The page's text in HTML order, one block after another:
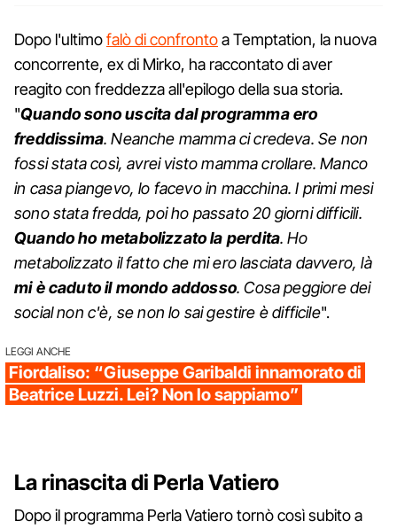
Dopo l'ultimofalò di confrontoa Temptation, la nuova
concorrente, ex di Mirko, ha raccontato di aver
reagito con freddezza all'epilogo della sua storia.
"Quando sono uscita dal programma ero
freddissima. Neanche mamma ci credeva. Se non
fossi stata così, avrei visto mamma crollare. Manco
in casa piangevo, lo facevo in macchina. I primi mesi
sono stata fredda, poi ho passato 20 giorni difficili.
Quando ho metabolizzato la perdita. Ho
metabolizzato il fatto che mi ero lasciata davvero, là
mi è caduto il mondo addosso. Cosa peggiore dei
social non c'è, se non lo sai gestire è difficile".
LEGGI ANCHE
Fiordaliso: “Giuseppe Garibaldi innamorato di
Beatrice Luzzi. Lei? Non lo sappiamo”
La rinascita di Perla Vatiero
Dopo il programma Perla Vatiero tornò così subito a